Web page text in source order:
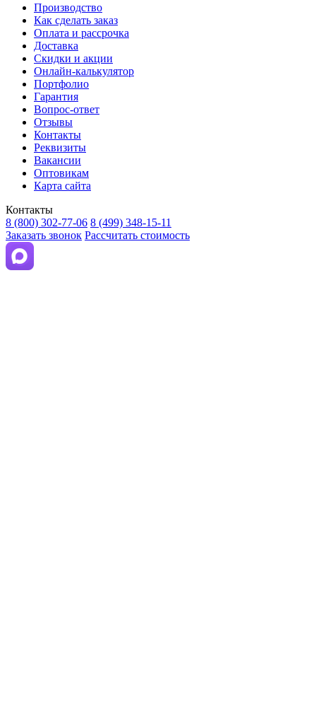
Производство
Как сделать заказ
Оплата и рассрочка
Доставка
Скидки и акции
Онлайн-калькулятор
Портфолио
Гарантия
Вопрос-ответ
Отзывы
Контакты
Реквизиты
Вакансии
Оптовикам
Карта сайта
Контакты
8 (800) 302-77-06 8 (499) 348-15-11
Заказать звонок Рассчитать стоимость